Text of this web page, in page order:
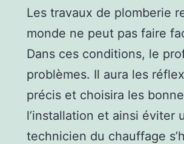
Les travaux de plomberie
monde ne peut pas faire
Dans ces conditions, le
problèmes. Il aura les
précis et choisira les
l’installation et ainsi éviter
technicien du chauffage